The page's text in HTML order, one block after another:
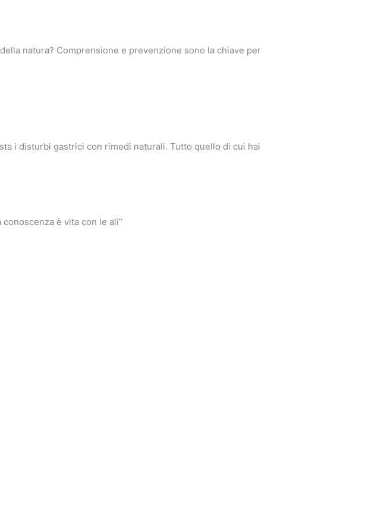
natura? Comprensione e prevenzione sono la chiave per
i disturbi gastrici con rimedi naturali. Tutto quello di cui hai
è vita con le ali”